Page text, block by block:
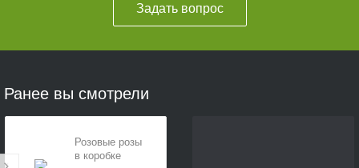
Задать вопрос
Ранее вы смотрели
Розовые розы
в коробке